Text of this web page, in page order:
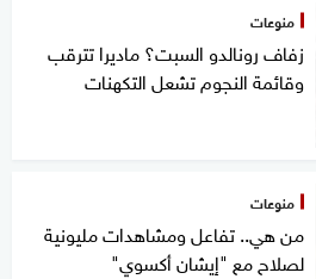
منوعات
زفاف رونالدو السبت؟ ماديرا تترقب
وقائمة النجوم تشعل التكهنات
منوعات
من هي.. تفاعل ومشاهدات مليونية
لصلاح مع "إيشان أكسوي"